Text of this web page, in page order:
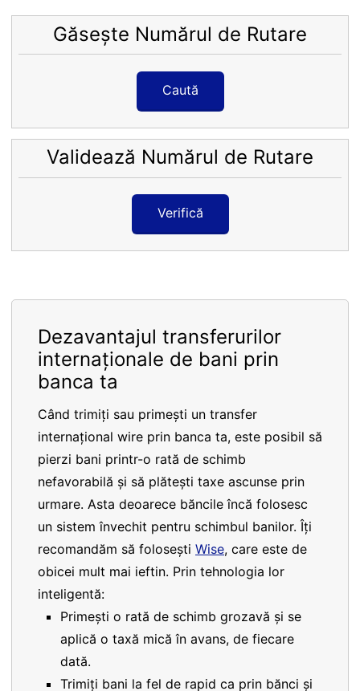
Găsește Numărul de Rutare
Caută
Validează Numărul de Rutare
Verifică
Dezavantajul transferurilor
internaționale de bani prin
banca ta
Când trimiți sau primești un transfer
internațional wire prin banca ta, este posibil să
pierzi bani printr-o rată de schimb
nefavorabilă și să plătești taxe ascunse prin
urmare. Asta deoarece băncile încă folosesc
un sistem învechit pentru schimbul banilor. Îți
recomandăm să folosești Wise, care este de
obicei mult mai ieftin. Prin tehnologia lor
inteligentă:
Primești o rată de schimb grozavă și se
aplică o taxă mică în avans, de fiecare
dată.
Trimiți bani la fel de rapid ca prin bănci și